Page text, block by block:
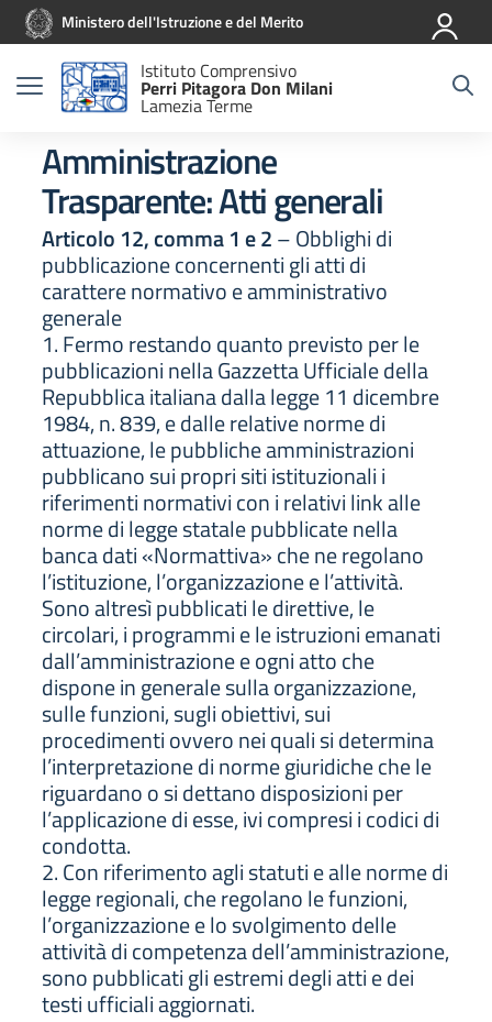
Vai ai contenuti
Vai al menu di navigazione
Vai al footerMinistero dell'Istruzione e del Merito
Istituto Comprensivo
Perri Pitagora Don Milani
Lamezia Terme
Amministrazione
Trasparente:Atti generali
Articolo 12, comma 1 e 2– Obblighi di
pubblicazione concernenti gli atti di
carattere normativo e amministrativo
generale
1. Fermo restando quanto previsto per le
pubblicazioni nella Gazzetta Ufficiale della
Repubblica italiana dalla legge 11 dicembre
1984, n. 839, e dalle relative norme di
attuazione, le pubbliche amministrazioni
pubblicano sui propri siti istituzionali i
riferimenti normativi con i relativi link alle
norme di legge statale pubblicate nella
banca dati «Normattiva» che ne regolano
l’istituzione, l’organizzazione e l’attività.
Sono altresì pubblicati le direttive, le
circolari, i programmi e le istruzioni emanati
dall’amministrazione e ogni atto che
dispone in generale sulla organizzazione,
sulle funzioni, sugli obiettivi, sui
procedimenti ovvero nei quali si determina
l’interpretazione di norme giuridiche che le
riguardano o si dettano disposizioni per
l’applicazione di esse, ivi compresi i codici di
condotta.
2. Con riferimento agli statuti e alle norme di
legge regionali, che regolano le funzioni,
l’organizzazione e lo svolgimento delle
attività di competenza dell’amministrazione,
sono pubblicati gli estremi degli atti e dei
testi ufficiali aggiornati.